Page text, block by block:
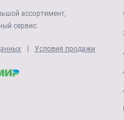
ассортимент,
сервис.
| Условия продажи